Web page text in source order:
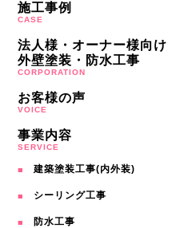
施工事例
CASE
法人様・オーナー様向け
外壁塗装・防水工事
CORPORATION
お客様の声
VOICE
事業内容
SERVICE
建築塗装工事(内外装)
シーリング工事
防水工事